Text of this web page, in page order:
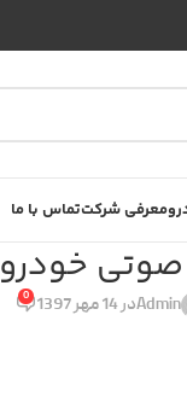
معرفی شرکتتماس با ما
خودرو
Adminدر 14 مهر 1397 0